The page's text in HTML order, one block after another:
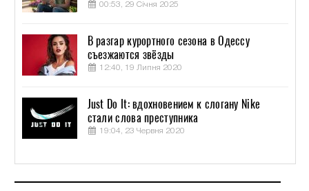
00:53, 29 Січня 2025
В разгар курортного сезона в Одессу
съезжаются звёзды
12:40, 19 Липня 2020
Just Do It: вдохновением к слогану Nike
стали слова преступника
19:04, 23 Червня 2020